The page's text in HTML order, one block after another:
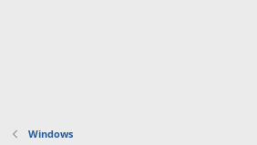
Windows